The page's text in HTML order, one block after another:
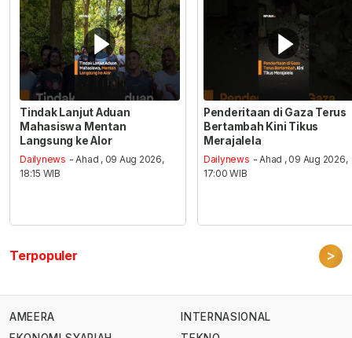
Tindak Lanjut Aduan
Mahasiswa Mentan
Langsung ke Alor
Dailynews - Ahad , 09 Aug 2026,
18:15 WIB
Penderitaan di Gaza Terus
Bertambah Kini Tikus
Merajalela
Dailynews - Ahad , 09 Aug 2026,
17:00 WIB
Terpopuler >
AMEERA
INTERNASIONAL